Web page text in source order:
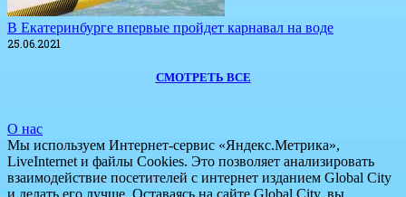
В Екатеринбурге впервые пройдет карнавал на воде
25.06.2021
СМОТРЕТЬ ВСЕ
О нас
Мы используем Интернет-сервис «Яндекс.Метрика»,
LiveInternet и файлы Cookies. Это позволяет анализировать
взаимодействие посетителей с интернет изданием Global City
и делать его лучше. Оставаясь на сайте Global City, вы